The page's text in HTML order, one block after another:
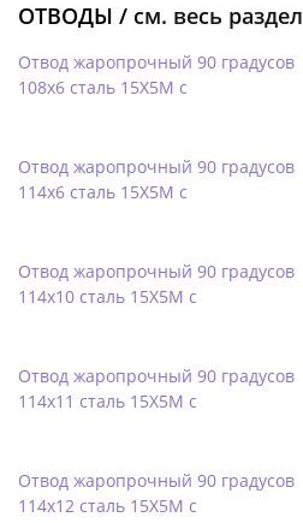
ОТВОДЫ / см. весь раздел
Отвод жаропрочный 90 градусов
108х6 сталь 15Х5М с
Отвод жаропрочный 90 градусов
114х6 сталь 15Х5М с
Отвод жаропрочный 90 градусов
114х10 сталь 15Х5М с
Отвод жаропрочный 90 градусов
114х11 сталь 15Х5М с
Отвод жаропрочный 90 градусов
114х12 сталь 15Х5М с